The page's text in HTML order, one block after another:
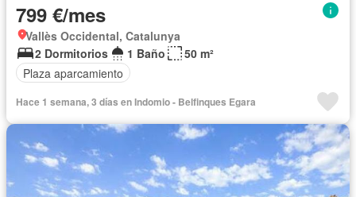
799 €/mes
Vallès Occidental, Catalunya
2 Dormitorios
1 Baño
50 m²
Plaza aparcamiento
Hace 1 semana, 3 días en Indomio - Belfinques Egara